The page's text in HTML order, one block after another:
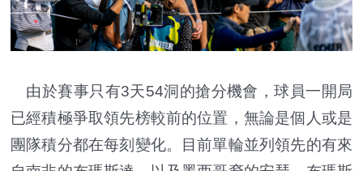
由於賽事只有3天54洞的搶分機會，球員一開局
已經積極爭取領先榜較前的位置，無論是個人或是
團隊積分都在每刻變化。目前單輪並列領先的有來